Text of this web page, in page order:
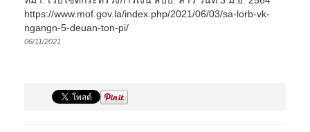
https://www.mof.gov.la/index.php/2021/06/03/sa-lorb-vk-
ngangn-5-deuan-ton-pi/
06/11/2021